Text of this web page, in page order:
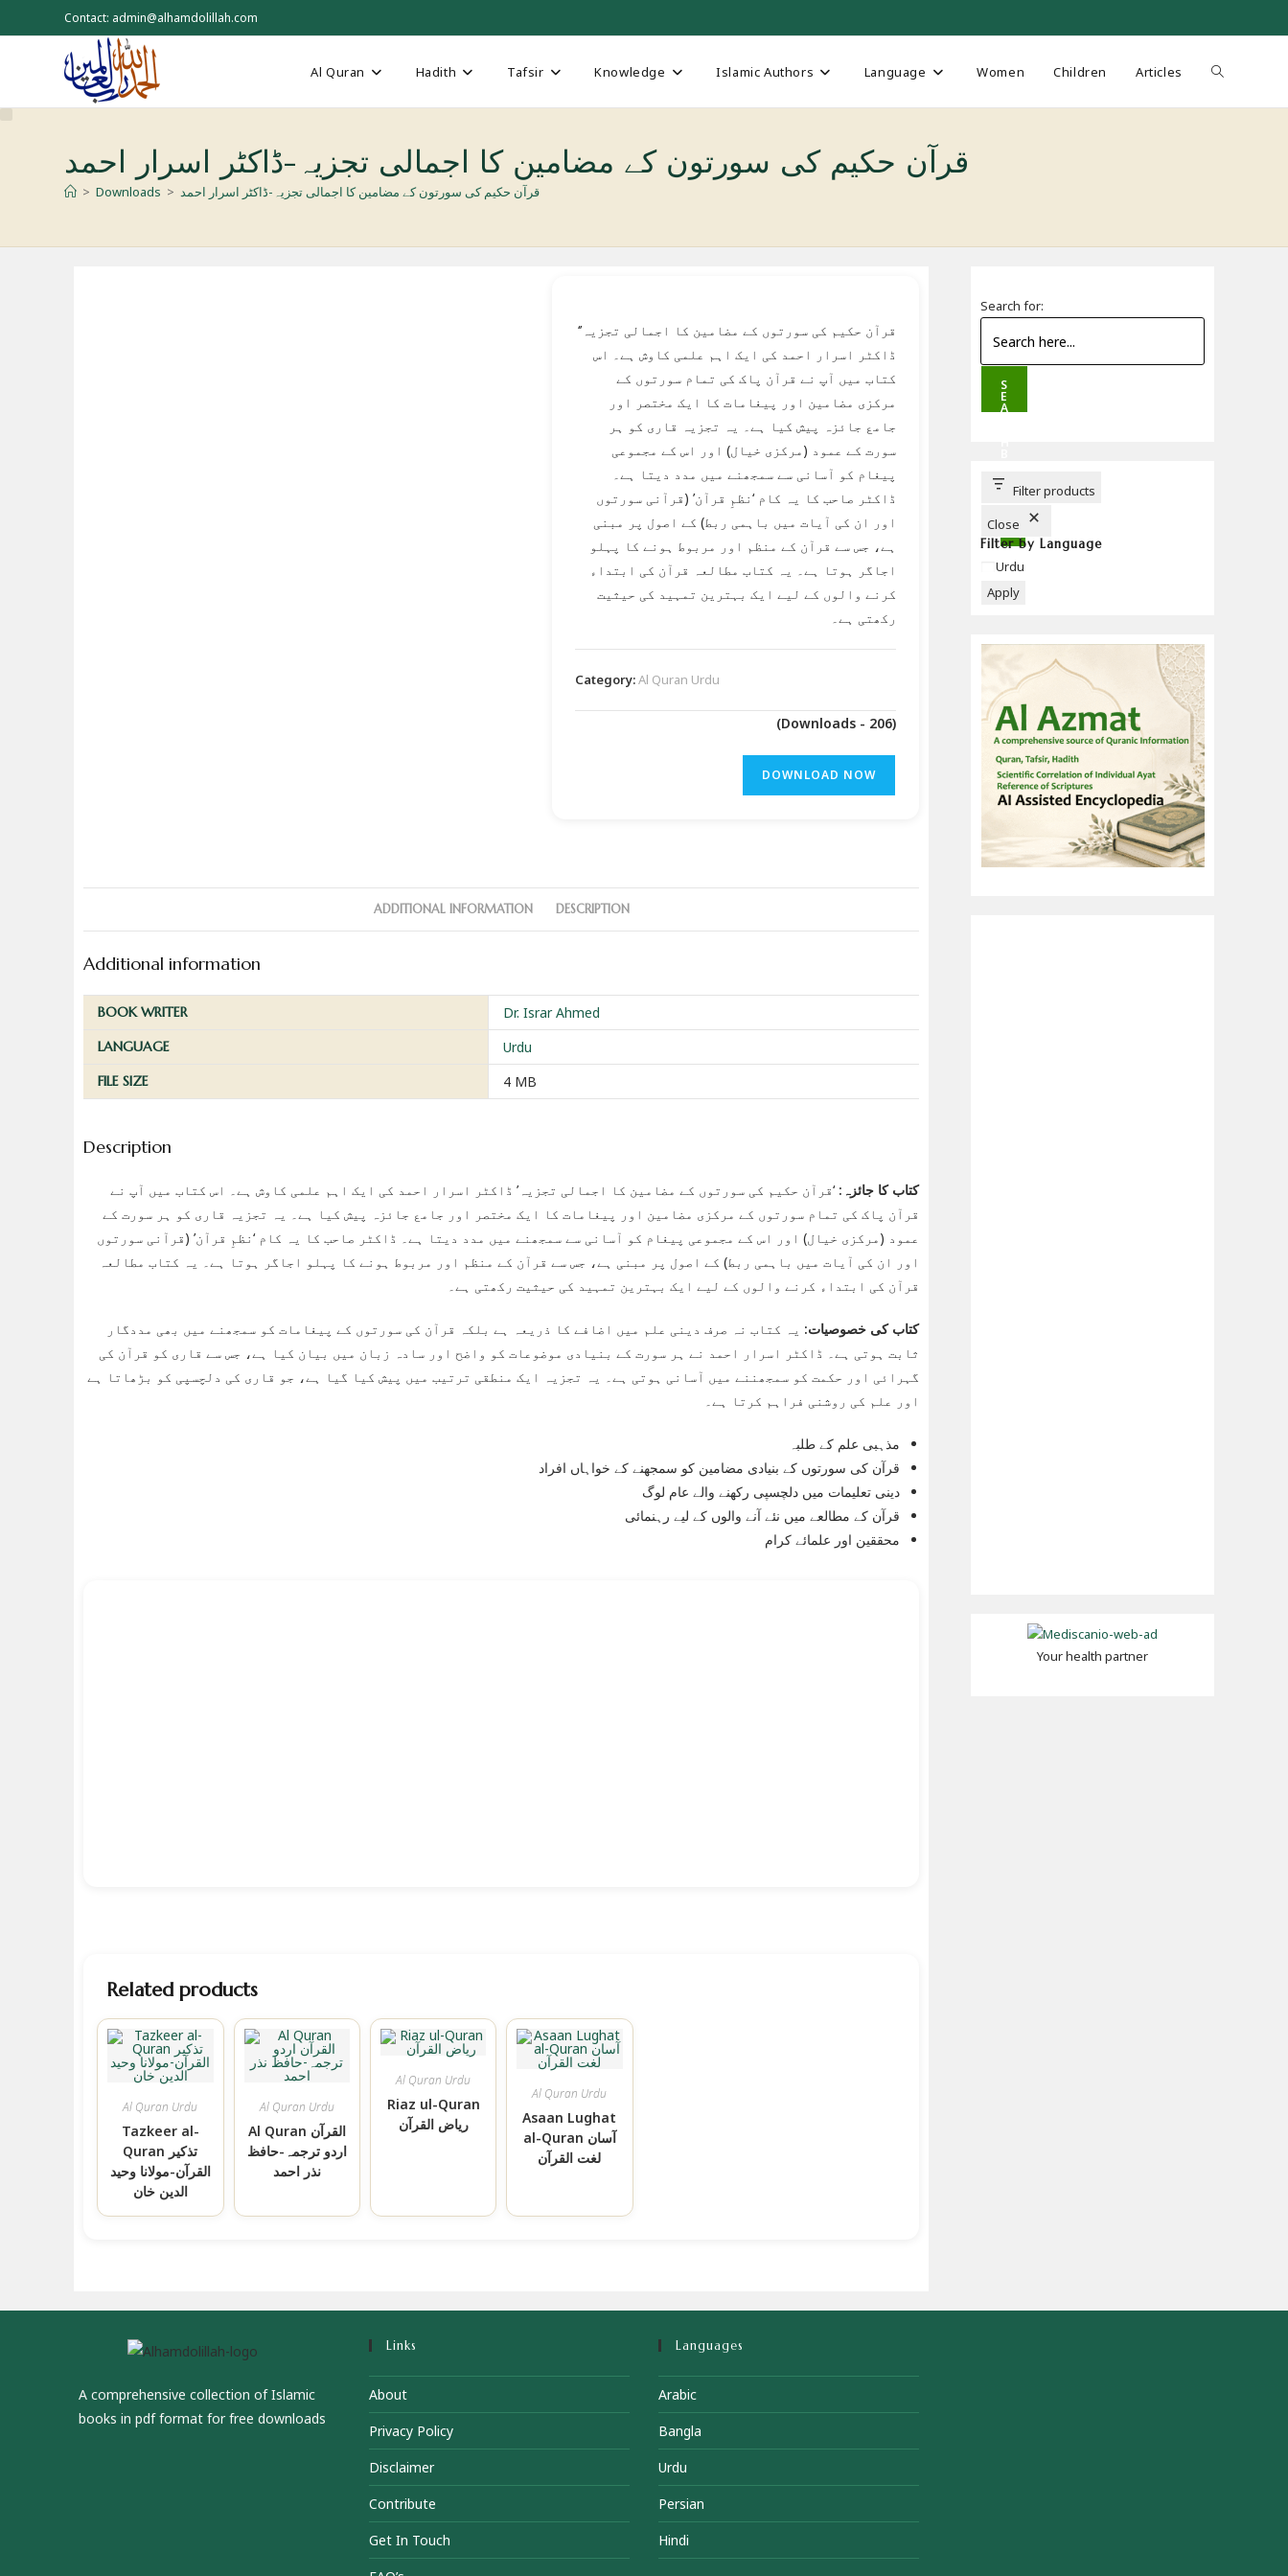
to
Contact: admin@alhamdolillah.com
Al Quran Hadith Tafsir Knowledge Islamic Authors Language Women Children Articles Toggle
قرآن حکیم کی سورتون کے مضامین کا اجمالی تجزیہ-ڈاکٹر اسرار احمد
> Downloads > قرآن حکیم کی سورتون کے مضامین کا اجمالی تجزیہ-ڈاکٹر اسرار احمد
‘قرآن حکیم کی سورتوں کے مضامین کا اجمالی تجزیہ’
ڈاکٹر اسرار احمد کی ایک اہم علمی کاوش ہے۔ اس
کتاب میں آپ نے قرآن پاک کی تمام سورتوں کے
مرکزی مضامین اور پیغامات کا ایک مختصر اور
جامع جائزہ پیش کیا ہے۔ یہ تجزیہ قاری کو ہر
سورت کے عمود (مرکزی خیال) اور اس کے مجموعی
پیغام کو آسانی سے سمجھنے میں مدد دیتا ہے۔
ڈاکٹر صاحب کا یہ کام ‘نظمِ قرآن’ (قرآنی سورتوں
اور ان کی آیات میں باہمی ربط) کے اصول پر مبنی
ہے، جس سے قرآن کے منظم اور مربوط ہونے کا پہلو
اجاگر ہوتا ہے۔ یہ کتاب مطالعہ قرآن کی ابتداء
کرنے والوں کے لیے ایک بہترین تمہید کی حیثیت
رکھتی ہے۔
Category:Al Quran Urdu
(Downloads - 206)
DOWNLOAD NOW
ADDITIONAL INFORMATION DESCRIPTION
Additional information
BOOK WRITER Dr. Israr Ahmed
LANGUAGE Urdu
FILE SIZE 4 MB
Description
کتاب کا جائزہ: ‘قرآن حکیم کی سورتوں کے مضامین کا اجمالی تجزیہ’ ڈاکٹر اسرار احمد کی ایک اہم علمی کاوش ہے۔ اس کتاب میں آپ نے
قرآن پاک کی تمام سورتوں کے مرکزی مضامین اور پیغامات کا ایک مختصر اور جامع جائزہ پیش کیا ہے۔ یہ تجزیہ قاری کو ہر سورت کے
عمود (مرکزی خیال) اور اس کے مجموعی پیغام کو آسانی سے سمجھنے میں مدد دیتا ہے۔ ڈاکٹر صاحب کا یہ کام ‘نظمِ قرآن’ (قرآنی سورتوں
اور ان کی آیات میں باہمی ربط) کے اصول پر مبنی ہے، جس سے قرآن کے منظم اور مربوط ہونے کا پہلو اجاگر ہوتا ہے۔ یہ کتاب مطالعہ
قرآن کی ابتداء کرنے والوں کے لیے ایک بہترین تمہید کی حیثیت رکھتی ہے۔
کتاب کی خصوصیات: یہ کتاب نہ صرف دینی علم میں اضافے کا ذریعہ ہے بلکہ قرآن کی سورتوں کے پیغامات کو سمجھنے میں بھی مددگار
ثابت ہوتی ہے۔ ڈاکٹر اسرار احمد نے ہر سورت کے بنیادی موضوعات کو واضح اور سادہ زبان میں بیان کیا ہے، جس سے قاری کو قرآن کی
گہرائی اور حکمت کو سمجھننے میں آسانی ہوتی ہے۔ یہ تجزیہ ایک منطقی ترتیب میں پیش کیا گیا ہے، جو قاری کی دلچسپی کو بڑھاتا ہے
اور علم کی روشنی فراہم کرتا ہے۔
مذہبی علم کے طلبہ
قرآن کی سورتوں کے بنیادی مضامین کو سمجھنے کے خواہاں افراد
دینی تعلیمات میں دلچسپی رکھنے والے عام لوگ
قرآن کے مطالعے میں نئے آنے والوں کے لیے رہنمائی
محققین اور علمائے کرام
Related products
Al Quran Urdu
Tazkeer al-
Quran تذکیر
القرآن-مولانا وحید
الدین خان
Al Quran Urdu
Al Quran القرآن
اردو ترجمہ-حافظ
نذر احمد
Al Quran Urdu
Riaz ul-Quran
ریاض القرآن
Al Quran Urdu
Asaan Lughat
al-Quran آسان
لغت القرآن
Search for:
S
E
A
T
T
Filter products
Close
Filter by Language
Language
Urdu
Apply
Your health partner
A comprehensive collection of Islamic
books in pdf format for free downloads
Links
About
Privacy Policy
Disclaimer
Contribute
Get In Touch
Languages
Arabic
Bangla
Urdu
Persian
Hindi